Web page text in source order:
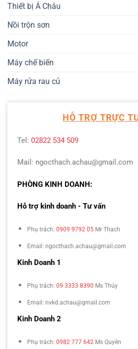
Thiết bị Á Châu
Nồi trộn sơn
Motor
Máy chế biến
Máy rửa rau củ
HỖ TRỢ TRỰC
Tel: 02822 534 509
Mail: ngocthach.achau@gmail.com
PHÒNG KINH DOANH:
Hỗ trợ kinh doanh - Tư vấn
Phụ trách: 0909 9792 05 Mr Thạch
Email: ngocthach.achau@gmail.com
Kinh Doanh 1
Phụ trách: 09 3333 8390 Ms Thúy
Email: nvkd.achau@gmail.com
Kinh Doanh 2
Phụ trách: 0982 777 642 Ms Quyên